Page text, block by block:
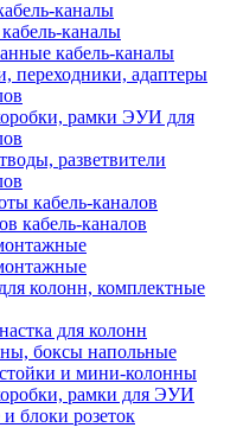
каналы
каналы
кабель-каналы
переходники, адаптеры
рамки ЭУИ для
разветвители
кабель-каналов
кабель-каналов
колонн, комплектные
для колонн
боксы напольные
и мини-колонны
рамки для ЭУИ
блоки розеток